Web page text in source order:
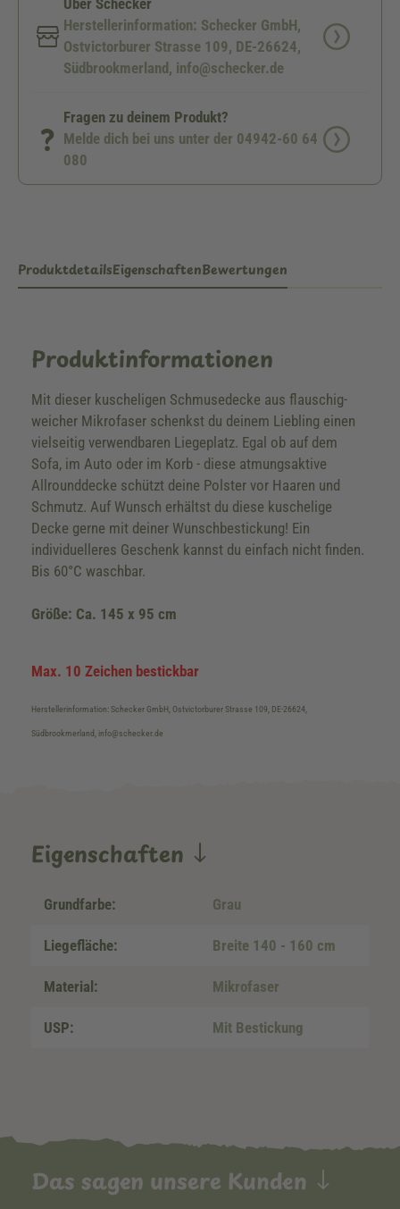
Über Schecker
Herstellerinformation: Schecker GmbH,
Ostvictorburer Strasse 109, DE-26624,
Südbrookmerland, info@schecker.de
Fragen zu deinem Produkt?
Melde dich bei uns unter der 04942-60 64
080
ProduktdetailsEigenschaftenBewertungen
Produktinformationen
Mit dieser kuscheligen Schmusedecke aus flauschig-
weicher Mikrofaser schenkst du deinem Liebling einen
vielseitig verwendbaren Liegeplatz. Egal ob auf dem
Sofa, im Auto oder im Korb - diese atmungsaktive
Allrounddecke schützt deine Polster vor Haaren und
Schmutz. Auf Wunsch erhältst du diese kuschelige
Decke gerne mit deiner Wunschbestickung! Ein
individuelleres Geschenk kannst du einfach nicht finden.
Bis 60°C waschbar.
Größe: Ca. 145 x 95 cm
Max. 10 Zeichen bestickbar
Herstellerinformation: Schecker GmbH, Ostvictorburer Strasse 109, DE-26624,
Südbrookmerland, info@schecker.de
Eigenschaften
Grundfarbe: Grau
Liegefläche: Breite 140 - 160 cm
Material: Mikrofaser
USP: Mit Bestickung
Das sagen unsere Kunden